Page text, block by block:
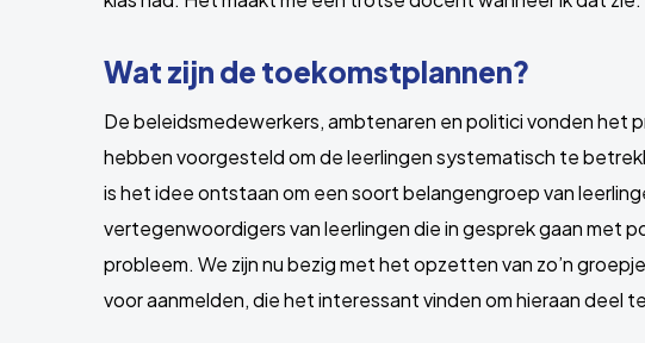
Wat zijn de toekomstplannen?
De beleidsmedewerkers, ambtenaren en politici vonden het
hebben voorgesteld om de leerlingen systematisch te
is het idee ontstaan om een soort belangengroep van
vertegenwoordigers van leerlingen die in gesprek gaan met
probleem. We zijn nu bezig met het opzetten van zo’n
voor aanmelden, die het interessant vinden om hieraan deel